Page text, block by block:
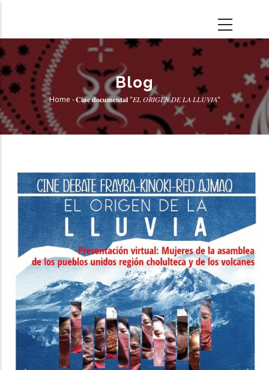
main
content
Blog
Breadcrumb
Home -𝐂𝐢𝐧𝐞 𝐝𝐨𝐜𝐮𝐦𝐞𝐧𝐭𝐚𝐥 "𝐸𝐿 𝑂𝑅𝐼𝐺𝐸𝑁 𝐷𝐸 𝐿𝐴 𝐿𝐿𝑈𝑉𝐼𝐴"